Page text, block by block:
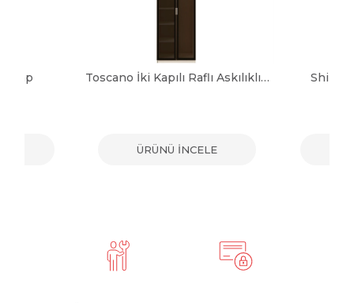
Toscano İki Kapılı Raflı Askılıklı Dolap
ÜRÜNÜ İNCELE
Shine